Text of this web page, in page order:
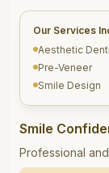
Our Services
Aesthetic
Pre-Veneer
Smile Design
Smile
Professional